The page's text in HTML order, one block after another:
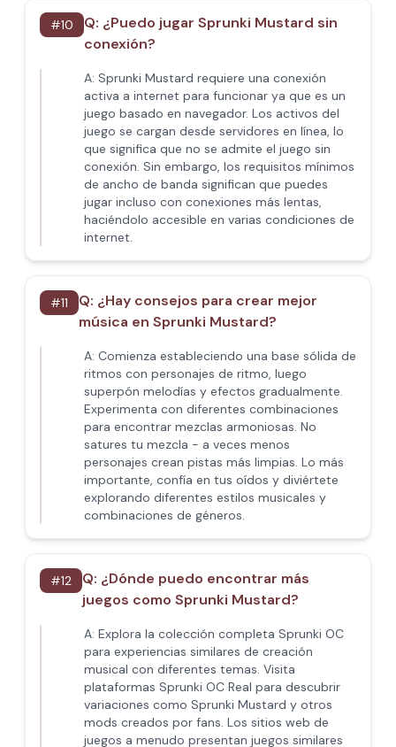
#10 Q: ¿Puedo jugar Sprunki Mustard sin
conexión?
A: Sprunki Mustard requiere una conexión
activa a internet para funcionar ya que es un
juego basado en navegador. Los activos del
juego se cargan desde servidores en línea, lo
que significa que no se admite el juego sin
conexión. Sin embargo, los requisitos mínimos
de ancho de banda significan que puedes
jugar incluso con conexiones más lentas,
haciéndolo accesible en varias condiciones de
internet.
#11 Q: ¿Hay consejos para crear mejor
música en Sprunki Mustard?
A: Comienza estableciendo una base sólida de
ritmos con personajes de ritmo, luego
superpón melodías y efectos gradualmente.
Experimenta con diferentes combinaciones
para encontrar mezclas armoniosas. No
satures tu mezcla - a veces menos
personajes crean pistas más limpias. Lo más
importante, confía en tus oídos y diviértete
explorando diferentes estilos musicales y
combinaciones de géneros.
#12 Q: ¿Dónde puedo encontrar más
juegos como Sprunki Mustard?
A: Explora la colección completa Sprunki OC
para experiencias similares de creación
musical con diferentes temas. Visita
plataformas Sprunki OC Real para descubrir
variaciones como Sprunki Mustard y otros
mods creados por fans. Los sitios web de
juegos a menudo presentan juegos similares